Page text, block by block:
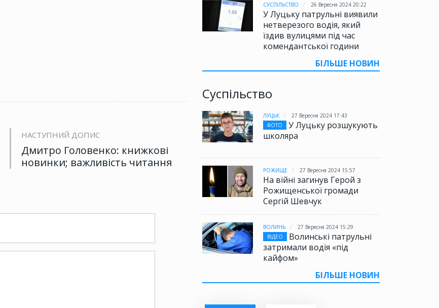
СУСПІЛЬСТВО 26 Вересня 2024 20:22
У Луцьку патрульні виявили
нетверезого водія, який
їздив вулицями під час
комендантської години
БІЛЬШЕ НОВИН
Суспільство
ЛУЦЬК
27 Вересня 2024 17:43
ФОТО
У Луцьку розшукують
школяра
РОЖИЩЕ 27 Вересня 2024 15:57
На війні загинув Герой з
Рожищенської громади
Сергій Шевчук
ВОЛИНЬ
27 Вересня 2024 15:29
ВІДЕО
Волинські патрульні
затримали водія «під
кайфом»
БІЛЬШЕ НОВИН
НАСТУПНИЙ ДОПИС
Дмитро Головенко: книжкові
новинки; важливість читання